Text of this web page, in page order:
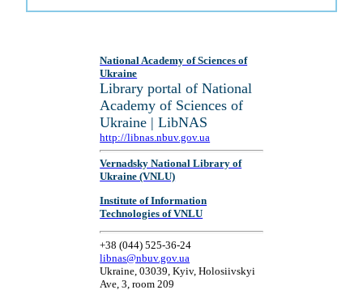
National Academy of Sciences of
Ukraine
Library portal of National
Academy of Sciences of
Ukraine | LibNAS
http://libnas.nbuv.gov.ua
Vernadsky National Library of
Ukraine (VNLU)
Institute of Information
Technologies of VNLU
+38 (044) 525-36-24
libnas@nbuv.gov.ua
Ukraine, 03039, Kyiv, Holosiivskyi
Ave, 3, room 209